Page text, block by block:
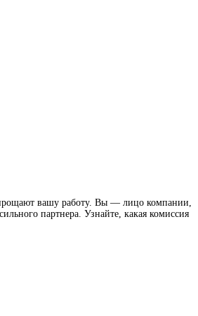
вашу работу. Вы — лицо компании,
партнера. Узнайте, какая комиссия